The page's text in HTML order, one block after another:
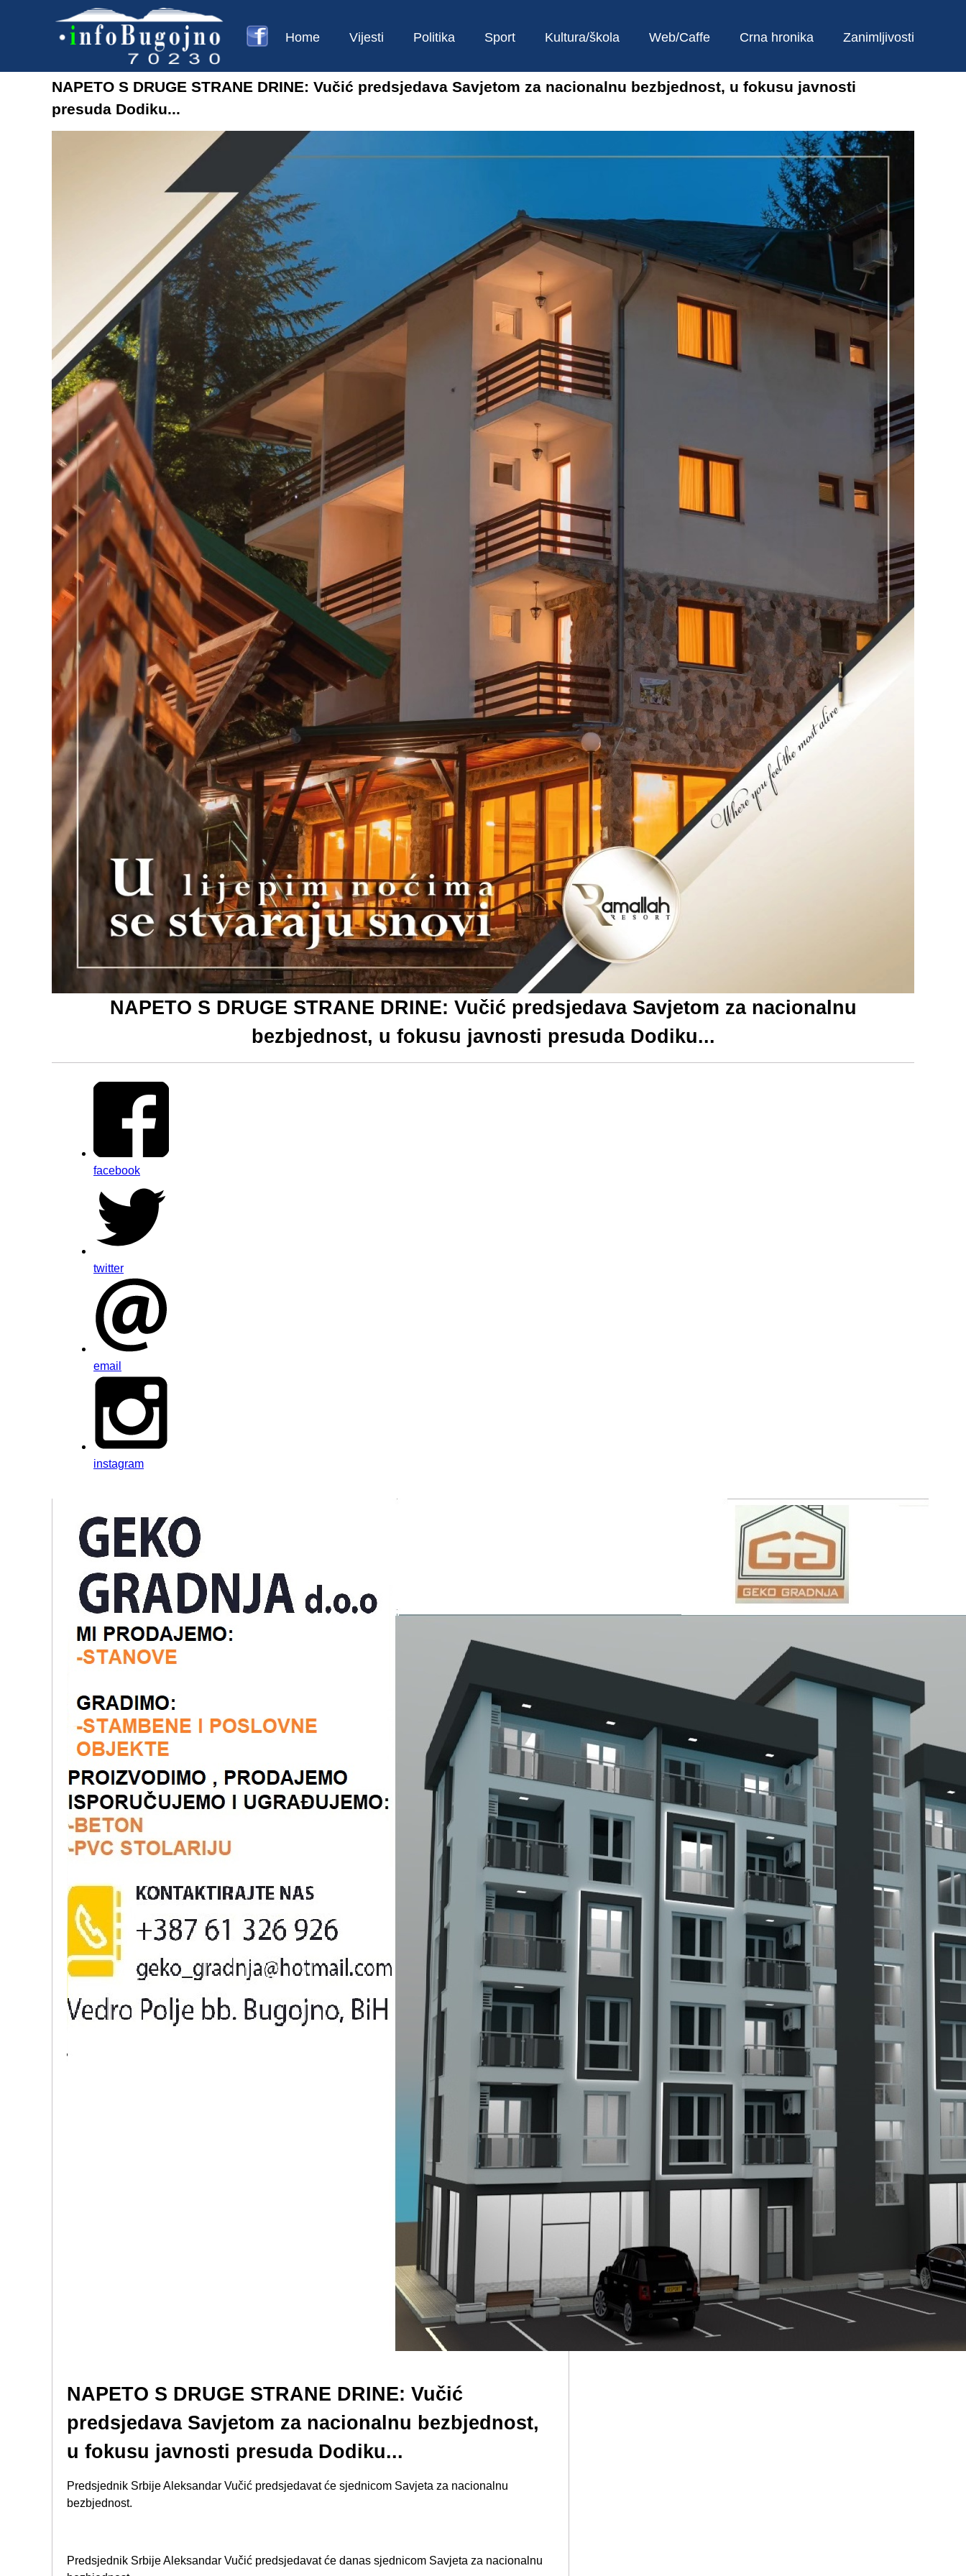
Home Vijesti Politika Sport Kultura/škola Web/Caffe Crna hronika Zanimljivosti
NAPETO S DRUGE STRANE DRINE: Vučić predsjedava Savjetom za nacionalnu bezbjednost, u fokusu javnosti
presuda Dodiku...
NAPETO S DRUGE STRANE DRINE: Vučić predsjedava Savjetom za nacionalnu
bezbjednost, u fokusu javnosti presuda Dodiku...
facebook
twitter
email
instagram
NAPETO S DRUGE STRANE DRINE: Vučić
predsjedava Savjetom za nacionalnu bezbjednost,
u fokusu javnosti presuda Dodiku...
Predsjednik Srbije Aleksandar Vučić predsjedavat će sjednicom Savjeta za nacionalnu
bezbjednost.
Predsjednik Srbije Aleksandar Vučić predsjedavat će danas sjednicom Savjeta za nacionalnu